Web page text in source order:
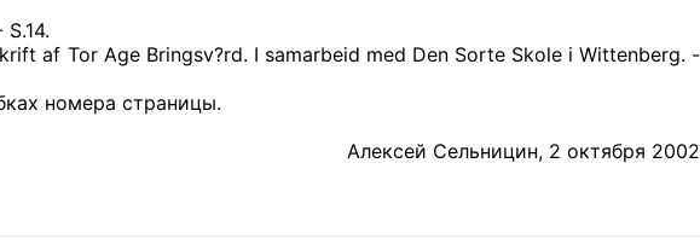
af Tor Age Bringsv?rd. I samarbeid med Den Sorte Skole i Wittenberg. -
номера страницы.
Алексей Сельницин, 2 октября 2002